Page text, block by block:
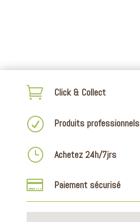
 Click & Collect
R Produits professionnels
} Achetez 24h/7jrs
 Paiement sécurisé